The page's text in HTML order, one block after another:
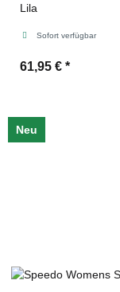
Lila
Sofort verfügbar
61,95 € *
Neu